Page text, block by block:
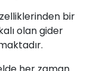
bir
olan gider